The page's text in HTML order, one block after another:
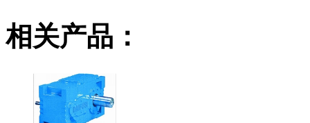
相关产品：